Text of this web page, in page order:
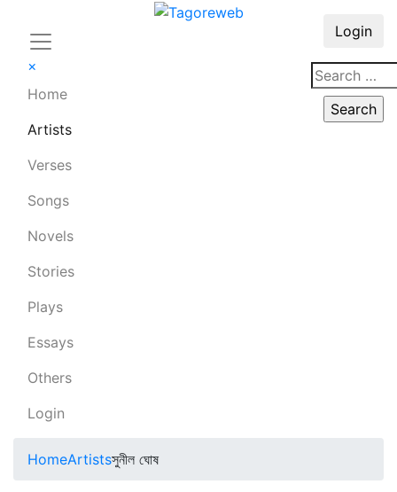
×
Home
Artists
Verses
Songs
Novels
Stories
Plays
Essays
Others
Login
Login
HomeArtistsসুনীল ঘোষ